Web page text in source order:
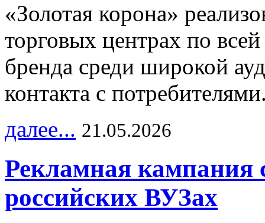
«Золотая корона»
торговых центрах по
бренда среди широкой
контакта с
далее... 21.05.2026
Рекламная кампания
российских ВУЗах